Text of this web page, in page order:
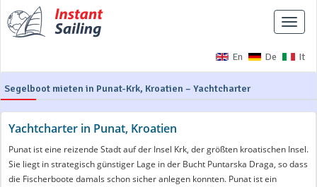
En De It
Segelboot mieten in Punat-Krk, Kroatien – Yachtcharter
Yachtcharter in Punat, Kroatien
Punat ist eine reizende Stadt auf der Insel Krk, der größten kroatischen Insel.
Sie liegt in strategisch günstiger Lage in der Bucht Puntarska Draga, so dass
die Fischerboote damals schon sicher anlegen konnten. Punat ist ein